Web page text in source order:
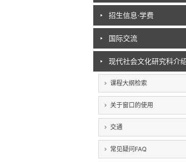
招生信息·学费
国际交流
现代社会文化研究科介
课程大纲检索
关于窗口的使用
交通
常见疑问FAQ